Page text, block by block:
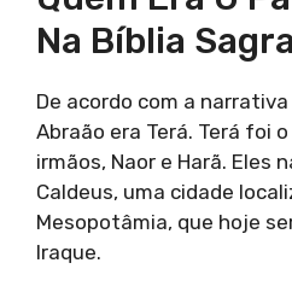
Na Bíblia
De acordo com a
Abraão era Terá. Terá foi
irmãos, Naor e Harã. Eles
Caldeus, uma cidade
Mesopotâmia, que hoje
Iraque.